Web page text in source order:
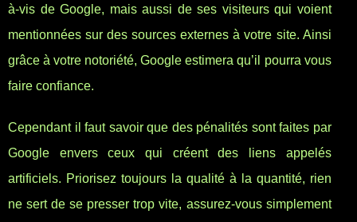
à-vis de Google, mais aussi de ses visiteurs qui voient
mentionnées sur des sources externes à votre site. Ainsi
grâce à votre notoriété, Google estimera qu’il pourra vous
faire confiance.
Cependant il faut savoir que des pénalités sont faites par
Google envers ceux qui créent des liens appelés
artificiels. Priorisez toujours la qualité à la quantité, rien
ne sert de se presser trop vite, assurez-vous simplement